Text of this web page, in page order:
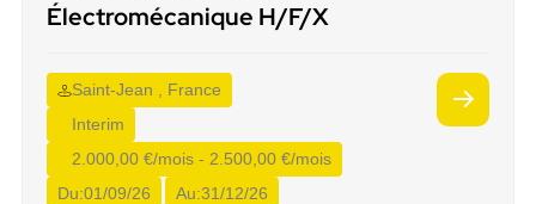
Électromécanique H/F/X
Saint-Jean , France
Interim
2.000,00 €/mois - 2.500,00 €/mois
Du:01/09/26 Au:31/12/26